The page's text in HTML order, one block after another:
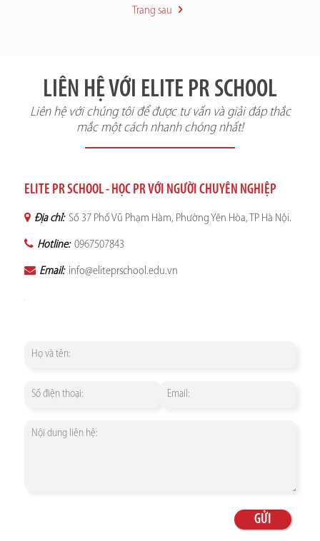
Trang sau
LIÊN HỆ VỚI ELITE PR SCHOOL
Liên hệ với chúng tôi để được tư vấn và giải đáp thắc
mắc một cách nhanh chóng nhất!
ELITE PR SCHOOL - HỌC PR VỚI NGƯỜI CHUYÊN NGHIỆP
Địa chỉ: Số 37 Phố Vũ Phạm Hàm, Phường Yên Hòa, TP Hà Nội.
Hotline: 0967507843
Email: info@eliteprschool.edu.vn